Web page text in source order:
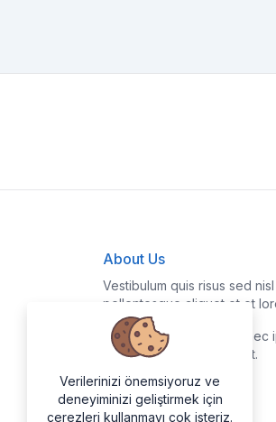
About Us
Vestibulum quis risus sed nisl
pellentesque aliquet et et
Fusce nibh nisl, gravida nec
feugiat condimentum velit.
Verilerinizi önemsiyoruz ve
deneyiminizi geliştirmek için
çerezleri kullanmayı çok isteriz.